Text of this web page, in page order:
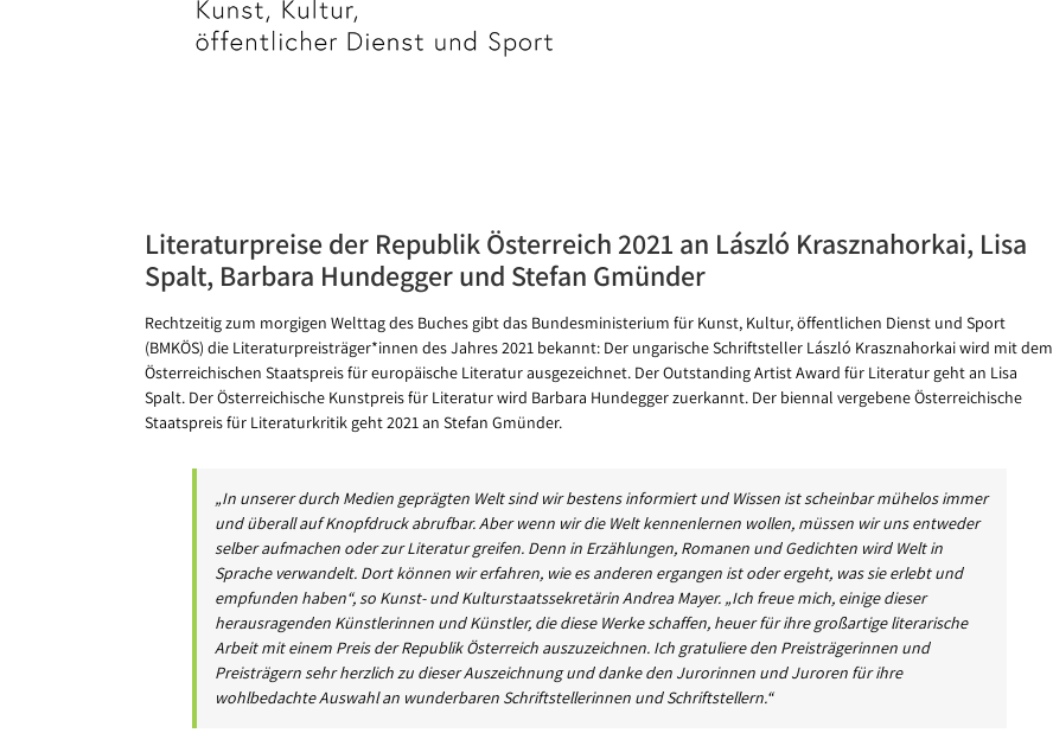
Literaturpreise der Republik Österreich 2021 an László Krasznahorkai, Lisa
Spalt, Barbara Hundegger und Stefan Gmünder
Rechtzeitig zum morgigen Welttag des Buches gibt das Bundesministerium für Kunst, Kultur, öffentlichen Dienst und Sport
(BMKÖS) die Literaturpreisträger*innen des Jahres 2021 bekannt: Der ungarische Schriftsteller László Krasznahorkai wird mit dem
Österreichischen Staatspreis für europäische Literatur ausgezeichnet. Der Outstanding Artist Award für Literatur geht an Lisa
Spalt. Der Österreichische Kunstpreis für Literatur wird Barbara Hundegger zuerkannt. Der biennal vergebene Österreichische
Staatspreis für Literaturkritik geht 2021 an Stefan Gmünder.
„In unserer durch Medien geprägten Welt sind wir bestens informiert und Wissen ist scheinbar mühelos immer
und überall auf Knopfdruck abrufbar. Aber wenn wir die Welt kennenlernen wollen, müssen wir uns entweder
selber aufmachen oder zur Literatur greifen. Denn in Erzählungen, Romanen und Gedichten wird Welt in
Sprache verwandelt. Dort können wir erfahren, wie es anderen ergangen ist oder ergeht, was sie erlebt und
empfunden haben“, so Kunst- und Kulturstaatssekretärin Andrea Mayer. „Ich freue mich, einige dieser
herausragenden Künstlerinnen und Künstler, die diese Werke schaffen, heuer für ihre großartige literarische
Arbeit mit einem Preis der Republik Österreich auszuzeichnen. Ich gratuliere den Preisträgerinnen und
Preisträgern sehr herzlich zu dieser Auszeichnung und danke den Jurorinnen und Juroren für ihre
wohlbedachte Auswahl an wunderbaren Schriftstellerinnen und Schriftstellern.“